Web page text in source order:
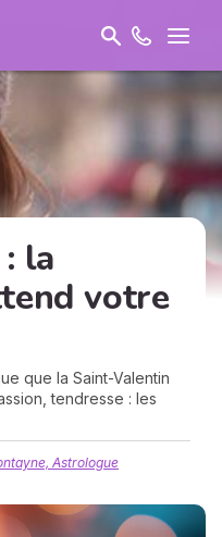
la
votre
que la Saint-Valentin
tendresse : les
Astrologue